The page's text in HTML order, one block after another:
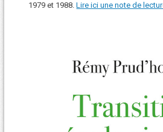
1979 et 1988.Lire ici une note de